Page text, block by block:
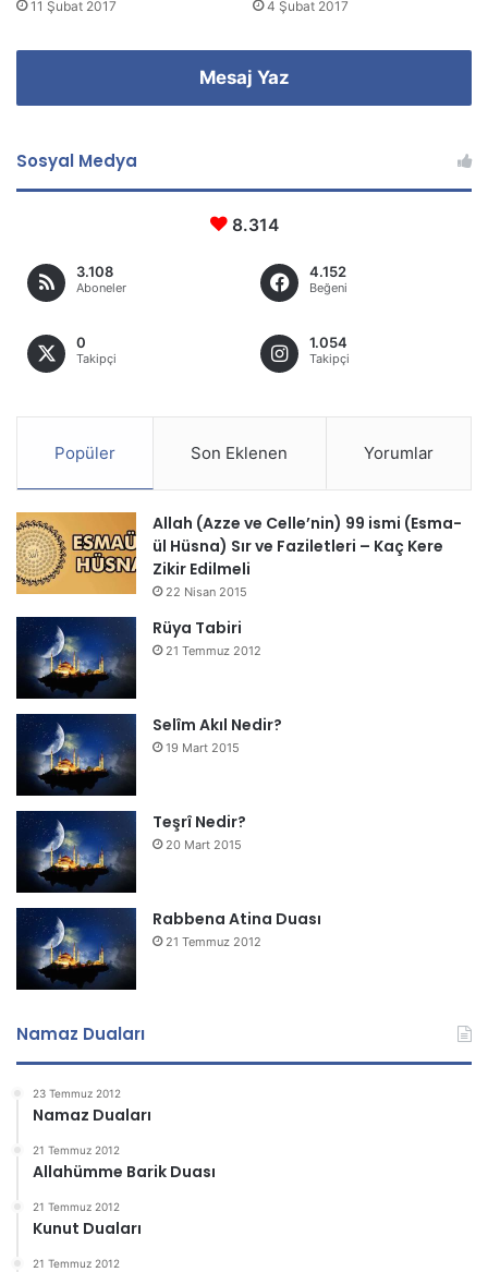
11 Şubat 2017 4 Şubat 2017
Mesaj Yaz
Sosyal Medya
8.314
3.108
Aboneler
4.152
Beğeni
0
Takipçi
1.054
Takipçi
Popüler Son Eklenen Yorumlar
Allah (Azze ve Celle’nin) 99 ismi (Esma-
ül Hüsna) Sır ve Faziletleri – Kaç Kere
Zikir Edilmeli
22 Nisan 2015
Rüya Tabiri
21 Temmuz 2012
Selîm Akıl Nedir?
19 Mart 2015
Teşrî Nedir?
20 Mart 2015
Rabbena Atina Duası
21 Temmuz 2012
Namaz Duaları
23 Temmuz 2012
Namaz Duaları
21 Temmuz 2012
Allahümme Barik Duası
21 Temmuz 2012
Kunut Duaları
21 Temmuz 2012